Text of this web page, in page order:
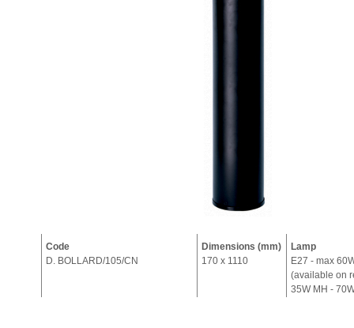
Code
D. BOLLARD/105/CN
Dimensions (mm)
170 x 1110
Lamp
E27 - max
(available on
35W MH -